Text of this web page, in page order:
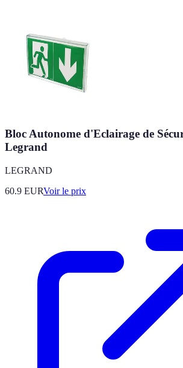
Bloc Autonome d'Eclairage de
Legrand
LEGRAND
60.9 EURVoir le prix